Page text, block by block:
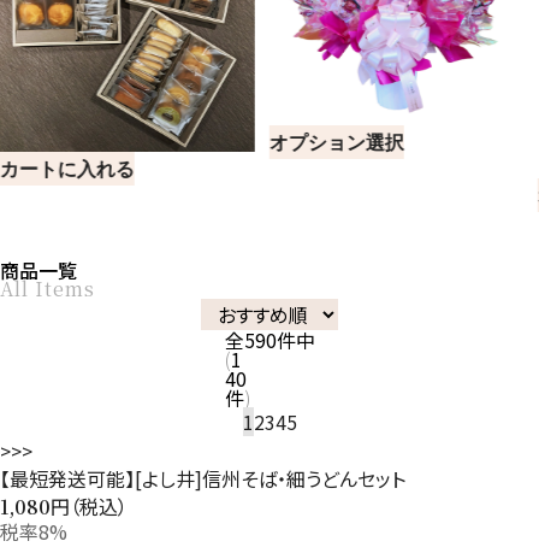
オプション選択
商品一覧
All Items
全590件中
1
40
件
12345
>>>
【最短発送可能】[よし井]信州そば・細うどんセット
1,080円（税込）
税率8%